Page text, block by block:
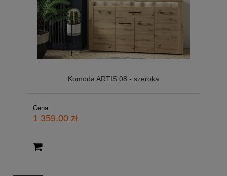
Komoda ARTIS 08 - szeroka
Cena:
1 359,00 zł